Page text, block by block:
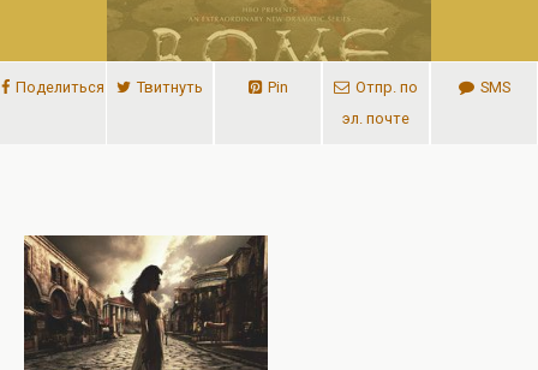
Поделиться Твитнуть Pin
Отпр. по
эл. почте
SMS